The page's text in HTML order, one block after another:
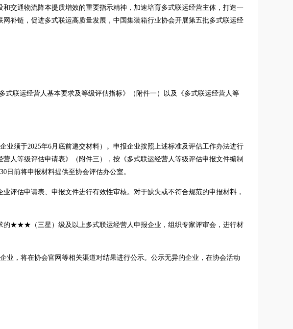
交通物流降本提质增效的重要指示精神，加速培育多式联运经营主体，打造一
补链，促进多式联运高质量发展，中国集装箱行业协会开展第五批多式联运经
式联运经营人基本要求及等级评估指标》（附件一）以及《多式联运经营人等
业须于2025年6月底前递交材料）。申报企业按照上述标准及评估工作办法进行
人等级评估申请表》（附件三），按《多式联运经营人等级评估申报文件编制
日前将申报材料提供至协会评估办公室。
评估申请表、申报文件进行有效性审核。对于缺失或不符合规范的申报材料，
的★★★（三星）级及以上多式联运经营人申报企业，组织专家评审会，进行材
业，将在协会官网等相关渠道对结果进行公示。公示无异的企业，在协会活动